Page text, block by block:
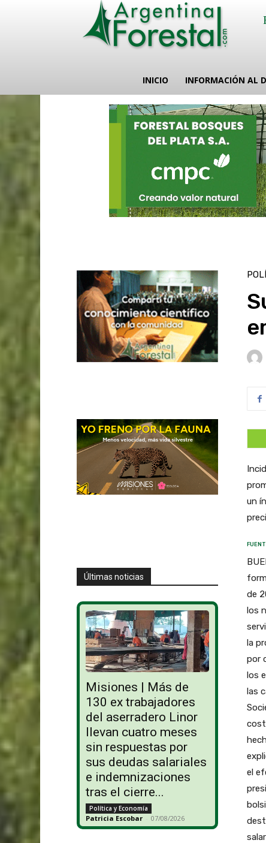
INICIO INFORMACIÓN AL
Últimas noticias
Misiones | Más de
130 ex trabajadores
del aserradero Linor
llevan cuatro meses
sin respuestas por
sus deudas salariales
e indemnizaciones
tras el cierre...
Política y Economía
Patricia Escobar - 07/08/2026
un
de
los
la
por
los
las
el